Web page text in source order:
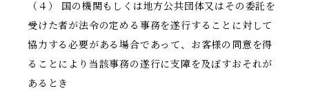
（４） 国の機関もしくは地方公共団体又はその委託を
受けた者が法令の定める事務を遂行することに対して
協力する必要がある場合であって、お客様の同意を得
ることにより当該事務の遂行に支障を及ぼすおそれが
あるとき